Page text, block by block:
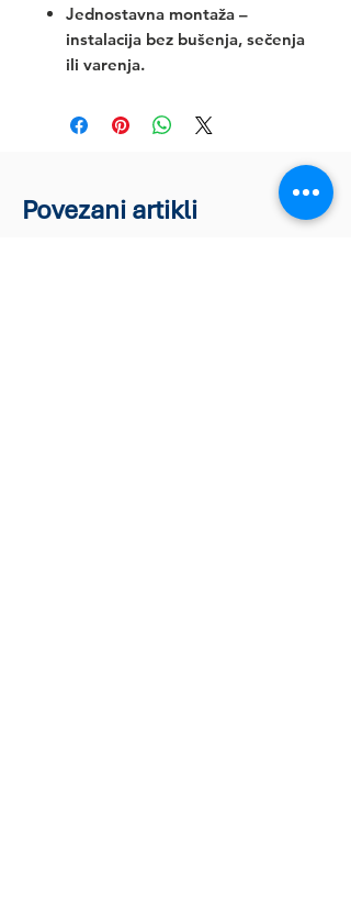
Jednostavna montaža –
instalacija bez bušenja, sečenja
ili varenja.
Povezani artikli